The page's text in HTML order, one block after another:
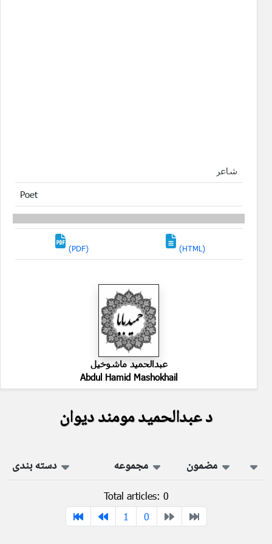
شاعر
Poet
(PDF) (HTML)
عبدالحمید ماشوخیل
Abdul Hamid Mashokhail
د عبدالحمید مومند دیوان
مضمون مجموعه دسته بندی
Total articles: 0
1
0